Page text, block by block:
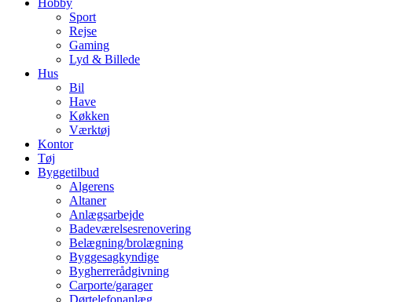
Hobby
Sport
Rejse
Gaming
Lyd & Billede
Hus
Bil
Have
Køkken
Værktøj
Kontor
Tøj
Byggetilbud
Algerens
Altaner
Anlægsarbejde
Badeværelsesrenovering
Belægning/brolægning
Byggesagkyndige
Bygherrerådgivning
Carporte/garager
Dørtelefonanlæg